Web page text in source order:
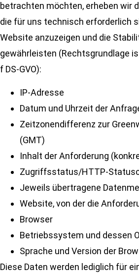
betrachten möchten, erheben wir
die für uns technisch erforderlich
Website anzuzeigen und die
gewährleisten (Rechtsgrundlage
f DS-GVO):
IP-Adresse
Datum und Uhrzeit der
Zeitzonendifferenz zur
(GMT)
Inhalt der Anforderung
Zugriffsstatus/HTTP-
Jeweils übertragene
Website, von der die
Browser
Betriebssystem und dessen
Sprache und Version der
Diese Daten werden lediglich für